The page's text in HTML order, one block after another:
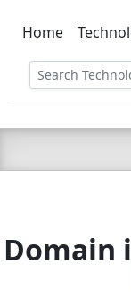
C
Home
Domain